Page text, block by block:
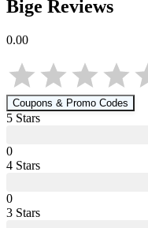
Bige Reviews
0.00
Coupons & Promo Codes
5 Stars
0
4 Stars
0
3 Stars